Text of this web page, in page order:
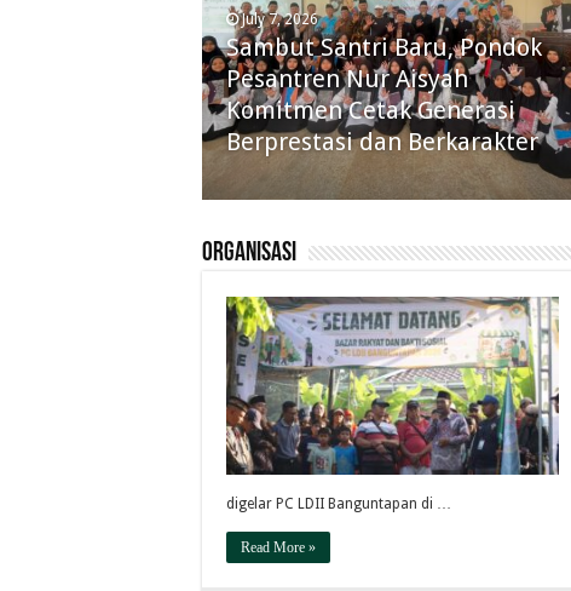
July 7, 2026
Sambut Santri Baru, Pondok
Pesantren Nur Aisyah
Komitmen Cetak Generasi
Berprestasi dan Berkarakter
Organisasi
digelar PC LDII Banguntapan di …
Read More »